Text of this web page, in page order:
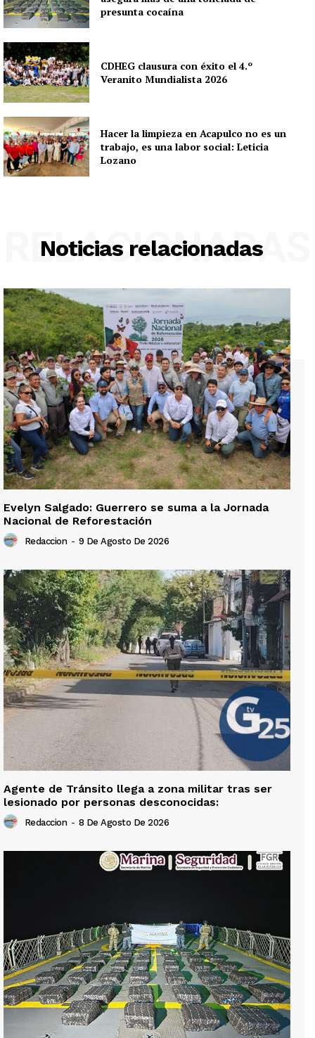
presunta cocaína
CDHEG clausura con éxito el 4.º
Veranito Mundialista 2026
Hacer la limpieza en Acapulco no es un
trabajo, es una labor social: Leticia
Lozano
Noticias relacionadas
RELACIONADAS
Evelyn Salgado: Guerrero se suma a la Jornada
Nacional de Reforestación
Redaccion - 9 De Agosto De 2026
Agente de Tránsito llega a zona militar tras ser
lesionado por personas desconocidas:
Redaccion - 8 De Agosto De 2026